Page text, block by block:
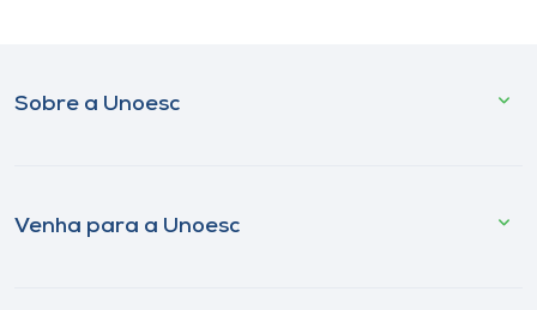
Sobre a Unoesc
Venha para a Unoesc